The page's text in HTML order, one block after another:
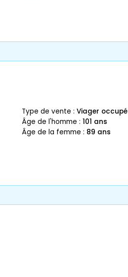
type de vente : Viager occupé
âge de l'homme : 101 ans
âge de la femme : 89 ans